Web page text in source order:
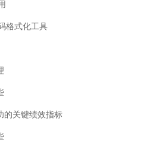
格式化工具
的关键绩效指标